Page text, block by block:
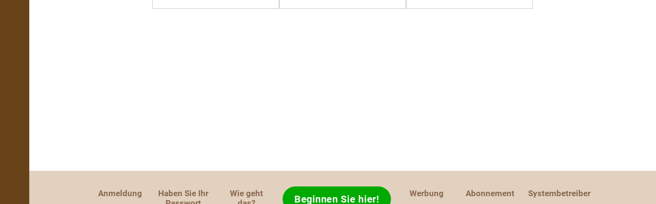
Anmeldung
Haben Sie Ihr
Wie geht
Beginnen Sie hier! Werbung Abonnement Systembetreiber